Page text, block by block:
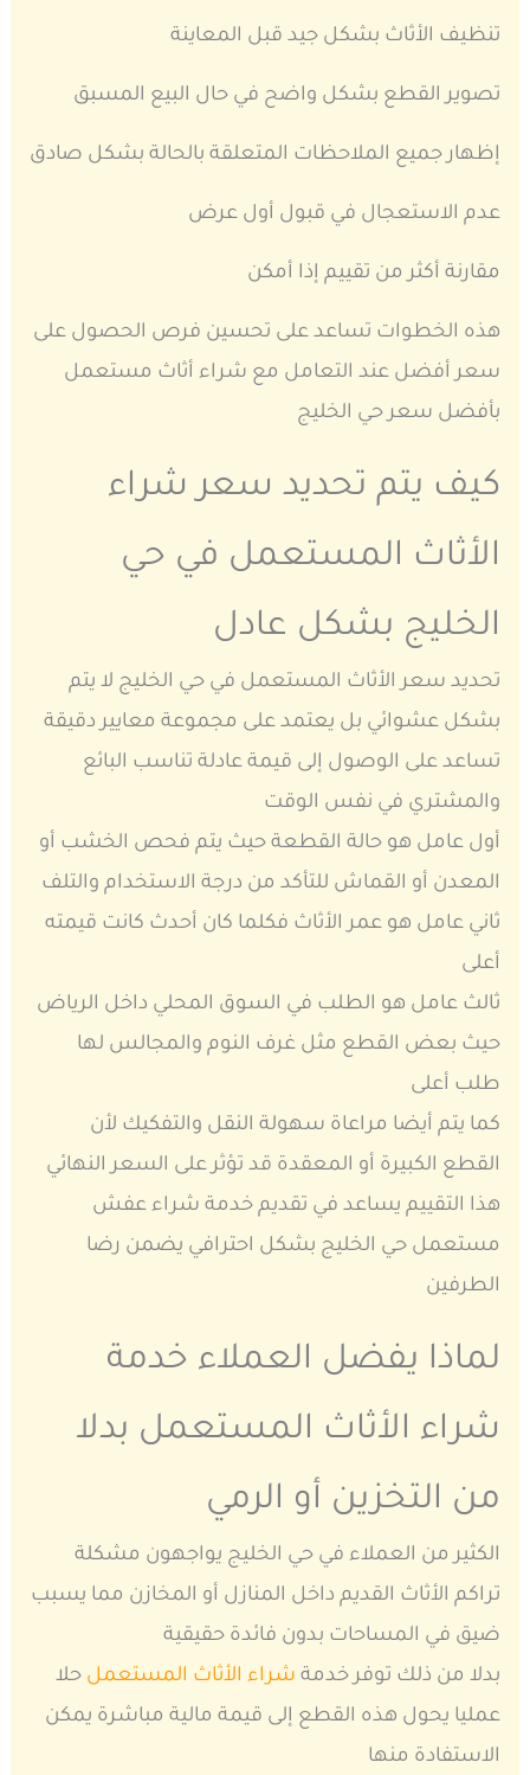
تنظيف الأثاث بشكل جيد قبل المعاينة
تصوير القطع بشكل واضح في حال البيع المسبق
إظهار جميع الملاحظات المتعلقة بالحالة بشكل صادق
عدم الاستعجال في قبول أول عرض
مقارنة أكثر من تقييم إذا أمكن
هذه الخطوات تساعد على تحسين فرص الحصول على
سعر أفضل عند التعامل مع شراء أثاث مستعمل
بأفضل سعر حي الخليج
كيف يتم تحديد سعر شراء
الأثاث المستعمل في حي
الخليج بشكل عادل
تحديد سعر الأثاث المستعمل في حي الخليج لا يتم
بشكل عشوائي بل يعتمد على مجموعة معايير دقيقة
تساعد على الوصول إلى قيمة عادلة تناسب البائع
والمشتري في نفس الوقت
أول عامل هو حالة القطعة حيث يتم فحص الخشب أو
المعدن أو القماش للتأكد من درجة الاستخدام والتلف
ثاني عامل هو عمر الأثاث فكلما كان أحدث كانت قيمته
أعلى
ثالث عامل هو الطلب في السوق المحلي داخل الرياض
حيث بعض القطع مثل غرف النوم والمجالس لها
طلب أعلى
كما يتم أيضا مراعاة سهولة النقل والتفكيك لأن
القطع الكبيرة أو المعقدة قد تؤثر على السعر النهائي
هذا التقييم يساعد في تقديم خدمة شراء عفش
مستعمل حي الخليج بشكل احترافي يضمن رضا
الطرفين
لماذا يفضل العملاء خدمة
شراء الأثاث المستعمل بدلا
من التخزين أو الرمي
الكثير من العملاء في حي الخليج يواجهون مشكلة
تراكم الأثاث القديم داخل المنازل أو المخازن مما يسبب
ضيق في المساحات بدون فائدة حقيقية
بدلا من ذلك توفر خدمة شراء الأثاث المستعمل حلا
عمليا يحول هذه القطع إلى قيمة مالية مباشرة يمكن
الاستفادة منها